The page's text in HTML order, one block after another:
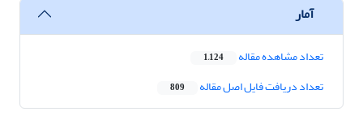
آمار
تعداد مشاهده مقاله 1,124
تعداد دریافت فایل اصل مقاله 809